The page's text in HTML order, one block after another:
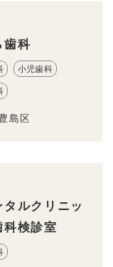
歯科
小児歯科
島区
タルクリニッ
検診室